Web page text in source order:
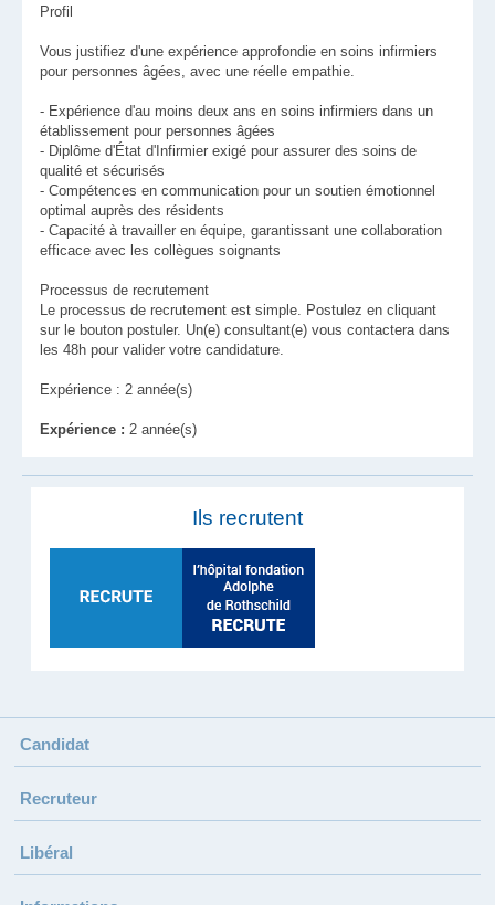
Profil
Vous justifiez d'une expérience approfondie en soins infirmiers
pour personnes âgées, avec une réelle empathie.
- Expérience d'au moins deux ans en soins infirmiers dans un
établissement pour personnes âgées
- Diplôme d'État d'Infirmier exigé pour assurer des soins de
qualité et sécurisés
- Compétences en communication pour un soutien émotionnel
optimal auprès des résidents
- Capacité à travailler en équipe, garantissant une collaboration
efficace avec les collègues soignants
Processus de recrutement
Le processus de recrutement est simple. Postulez en cliquant
sur le bouton postuler. Un(e) consultant(e) vous contactera dans
les 48h pour valider votre candidature.
Expérience : 2 année(s)
Expérience : 2 année(s)
Ils recrutent
Candidat
Recruteur
Libéral